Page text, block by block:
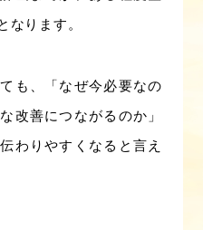
なります。
も、「なぜ今必要なの
改善につながるのか」
わりやすくなると言え